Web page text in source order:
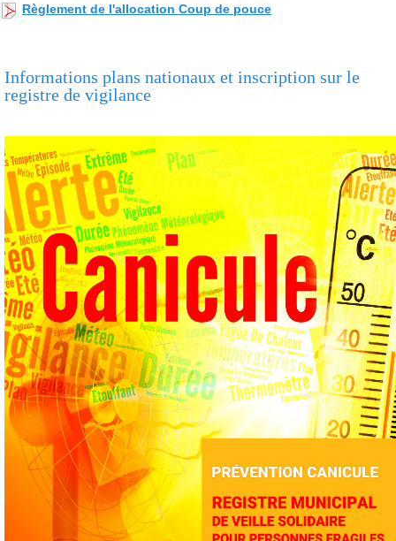
Règlement de l'allocation Coup de pouce
Informations plans nationaux et inscription sur le
registre de vigilance